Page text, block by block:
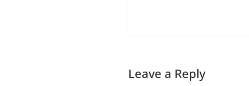
Leave a Reply